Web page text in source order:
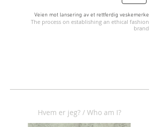
Veien mot lansering av et rettferdig veskemerke
The process on establishing an ethical fashion
brand
Hvem er jeg? / Who am I?